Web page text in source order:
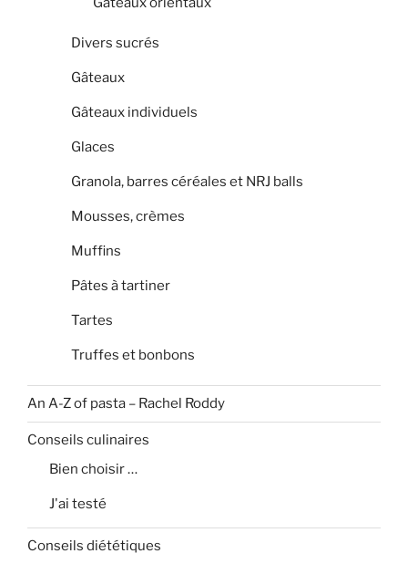
Divers sucrés
Gâteaux
Gâteaux individuels
Glaces
Granola, barres céréales et NRJ balls
Mousses, crèmes
Muffins
Pâtes à tartiner
Tartes
Truffes et bonbons
An A-Z of pasta – Rachel Roddy
Conseils culinaires
Bien choisir …
J'ai testé
Conseils diététiques